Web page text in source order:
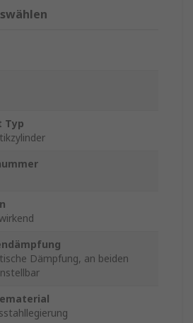
Typ
Dämpfung, an beiden